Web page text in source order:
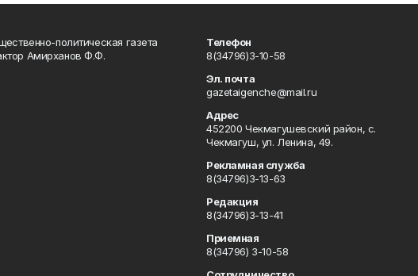
политическая газета
Амирханов Ф.Ф.
Телефон
8(34796)3-10-58
Эл. почта
gazetaigenche@mail.ru
Адрес
452200 Чекмагушевский район, с.
Чекмагуш, ул. Ленина, 49.
Рекламная служба
8(34796)3-13-63
Редакция
8(34796)3-13-41
Приемная
8(34796) 3-10-58